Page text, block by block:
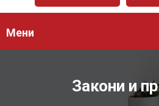
Мени
Закони и